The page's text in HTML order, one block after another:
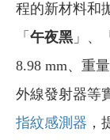
程的新材料和
「 午夜黑 」、「
8.98 mm、重
外線發射器等
指紋感測器 ，